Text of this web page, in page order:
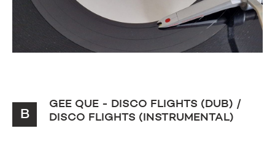
B
GEE QUE - DISCO FLIGHTS (DUB) /
DISCO FLIGHTS (INSTRUMENTAL)